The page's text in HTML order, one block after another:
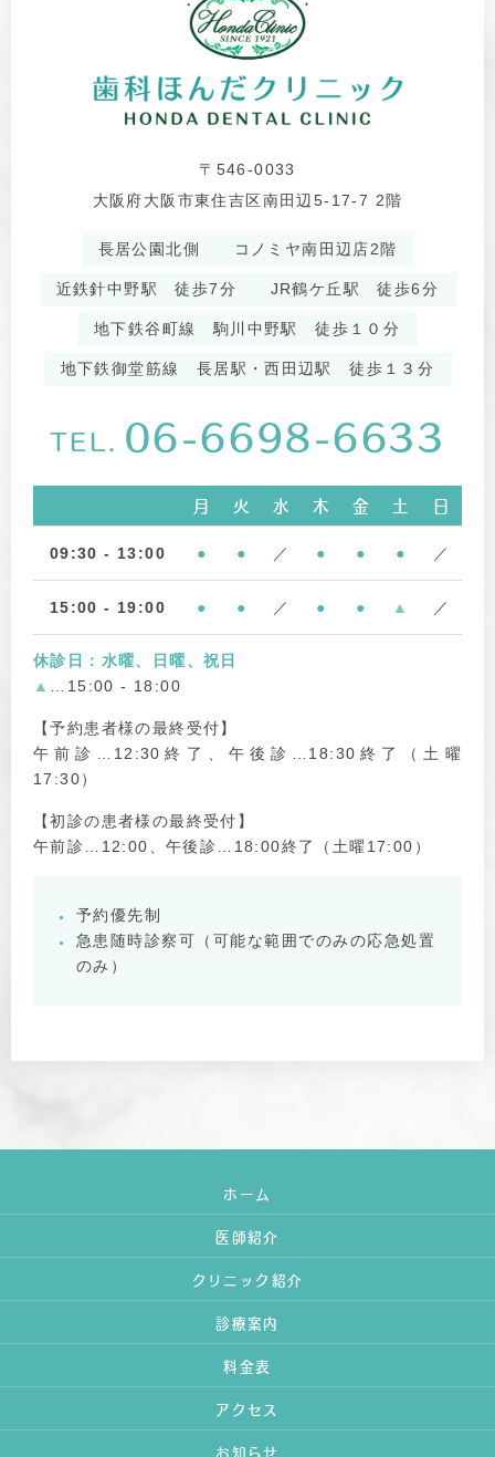
〒546-0033
大阪府大阪市東住吉区南田辺5-17-7 2階
長居公園北側 コノミヤ南田辺店2階
近鉄針中野駅 徒歩7分 JR鶴ケ丘駅 徒歩6分
地下鉄谷町線 駒川中野駅 徒歩１０分
地下鉄御堂筋線 長居駅・西田辺駅 徒歩１３分
TEL. 06-6698-6633
月 火 水 木 金 土 日
09:30 - 13:00 ● ● ／ ● ● ● ／
15:00 - 19:00 ● ● ／ ● ● ▲ ／
休診日：水曜、日曜、祝日
▲
…15:00 - 18:00
【予約患者様の最終受付】
午前診…12:30終了、午後診…18:30終了（土曜
17:30）
【初診の患者様の最終受付】
午前診…12:00、午後診…18:00終了（土曜17:00）
予約優先制
急患随時診察可（可能な範囲でのみの応急処置
のみ）
ホーム
医師紹介
クリニック紹介
診療案内
料金表
アクセス
お知らせ